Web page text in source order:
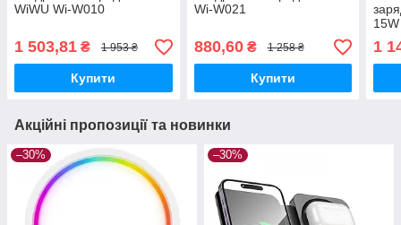
WiWU Wi-W010
1 503,81 ₴ 1 953 ₴
Купити
Wi-W021
880,60₴ 1 258 ₴
Купити
1
Акційні пропозиції та новинки
–30% –30%